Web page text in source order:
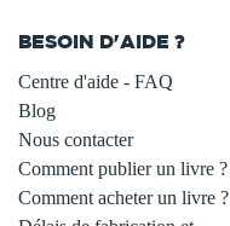
BESOIN D'AIDE ?
Centre d'aide - FAQ
Blog
Nous contacter
Comment publier un livre ?
Comment acheter un livre ?